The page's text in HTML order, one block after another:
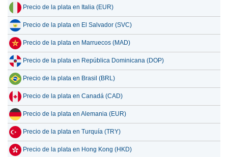
Precio de la plata en Italia (EUR)
Precio de la plata en El Salvador (SVC)
Precio de la plata en Marruecos (MAD)
Precio de la plata en República Dominicana (DOP)
Precio de la plata en Brasil (BRL)
Precio de la plata en Canadá (CAD)
Precio de la plata en Alemania (EUR)
Precio de la plata en Turquía (TRY)
Precio de la plata en Hong Kong (HKD)